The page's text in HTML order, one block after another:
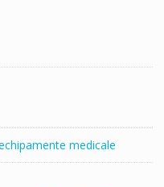
medicale